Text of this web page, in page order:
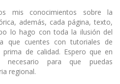
mis conocimientos sobre la
además, cada página, texto,
lo hago con toda la ilusión del
que cuentes con tutoriales de
de calidad. Espero que en
para que puedas
regional.